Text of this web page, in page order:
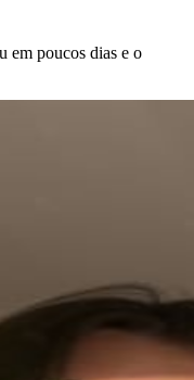
em poucos dias e o